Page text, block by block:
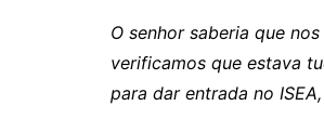
O senhor saberia que
verificamos que estava
para dar entrada no